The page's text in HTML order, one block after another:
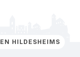
HILDESHEIMS